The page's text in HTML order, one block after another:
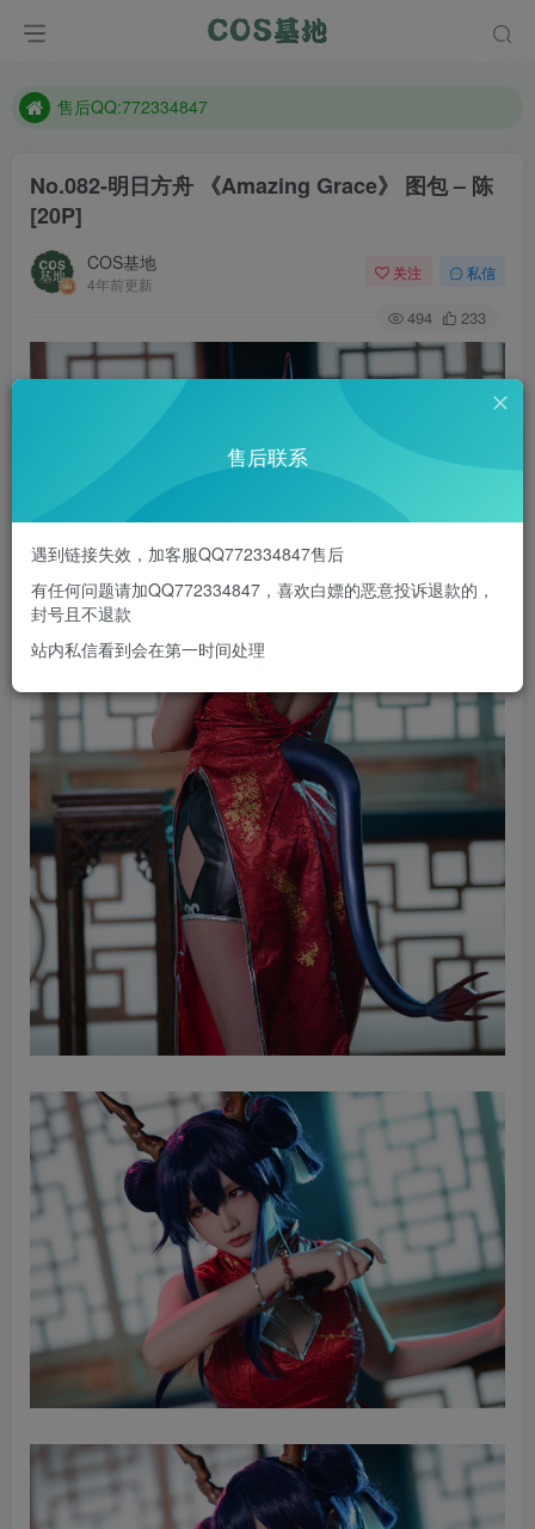
防失联：百度搜索《趣画刊》，实时查看最新站点。
售后QQ:772334847
No.082-明日方舟 《Amazing Grace》 图包 – 陈
[20P]
COS基地
4年前更新
关注 私信
494 233
售后联系
遇到链接失效，加客服QQ772334847售后
有任何问题请加QQ772334847，喜欢白嫖的恶意投诉退款的，
封号且不退款
站内私信看到会在第一时间处理